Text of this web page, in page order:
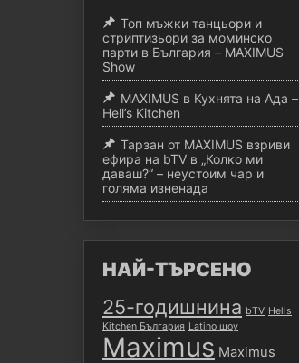
Топ мъжки танцьори и
стриптизьори за моминско
парти в България – MAXIMUS
Show
MAXIMUS в Кухнята на Ада –
Hell’s Kitchen
Тарзан от MAXIMUS взриви
ефира на bTV в „Колко ми
даваш?“ – неустоим чар и
голяма изненада
НАЙ-ТЪРСЕНО
25-годишнина bTV Hells
Kitchen България Latino шоу
Maximus Maximus